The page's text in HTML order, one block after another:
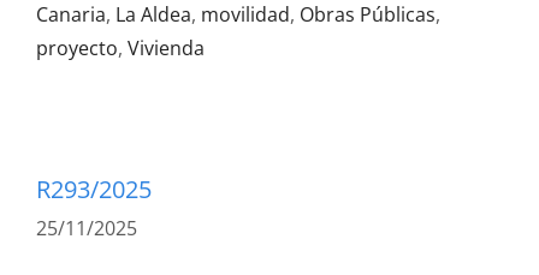
Canaria, La Aldea, movilidad, Obras Públicas,
proyecto, Vivienda
R293/2025
25/11/2025